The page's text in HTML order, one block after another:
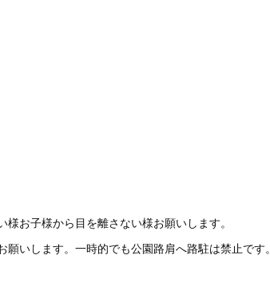
お子様から目を離さない様お願いします。
いします。一時的でも公園路肩へ路駐は禁止です。